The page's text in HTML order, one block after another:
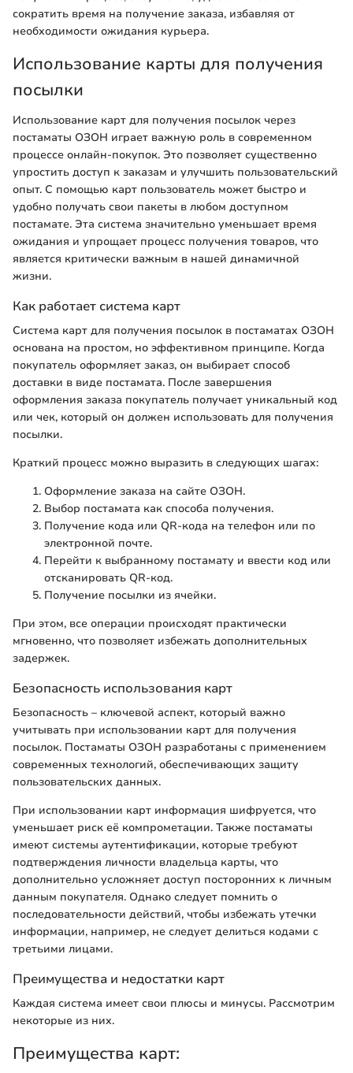
сократить время на получение заказа, избавляя от
необходимости ожидания курьера.
Использование карты для получения
посылки
Использование карт для получения посылок через
постаматы ОЗОН играет важную роль в современном
процессе онлайн-покупок. Это позволяет существенно
упростить доступ к заказам и улучшить пользовательский
опыт. С помощью карт пользователь может быстро и
удобно получать свои пакеты в любом доступном
постамате. Эта система значительно уменьшает время
ожидания и упрощает процесс получения товаров, что
является критически важным в нашей динамичной
жизни.
Как работает система карт
Система карт для получения посылок в постаматах ОЗОН
основана на простом, но эффективном принципе. Когда
покупатель оформляет заказ, он выбирает способ
доставки в виде постамата. После завершения
оформления заказа покупатель получает уникальный код
или чек, который он должен использовать для получения
посылки.
Краткий процесс можно выразить в следующих шагах:
Оформление заказа на сайте ОЗОН.
Выбор постамата как способа получения.
Получение кода или QR-кода на телефон или по
электронной почте.
Перейти к выбранному постамату и ввести код или
отсканировать QR-код.
Получение посылки из ячейки.
При этом, все операции происходят практически
мгновенно, что позволяет избежать дополнительных
задержек.
Безопасность использования карт
Безопасность – ключевой аспект, который важно
учитывать при использовании карт для получения
посылок. Постаматы ОЗОН разработаны с применением
современных технологий, обеспечивающих защиту
пользовательских данных.
При использовании карт информация шифруется, что
уменьшает риск её компрометации. Также постаматы
имеют системы аутентификации, которые требуют
подтверждения личности владельца карты, что
дополнительно усложняет доступ посторонних к личным
данным покупателя. Однако следует помнить о
последовательности действий, чтобы избежать утечки
информации, например, не следует делиться кодами с
третьими лицами.
Преимущества и недостатки карт
Каждая система имеет свои плюсы и минусы. Рассмотрим
некоторые из них.
Преимущества карт: